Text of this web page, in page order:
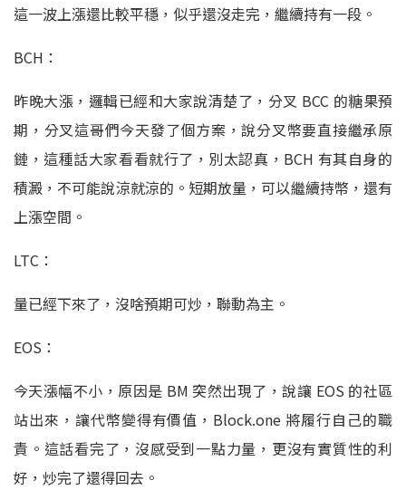
這一波上漲還比較平穩，似乎還沒走完，繼續持有一段。
BCH：
昨晚大漲，邏輯已經和大家說清楚了，分叉 BCC 的糖果預
期，分叉這哥們今天發了個方案，說分叉幣要直接繼承原
鏈，這種話大家看看就行了，別太認真，BCH 有其自身的
積澱，不可能說涼就涼的。短期放量，可以繼續持幣，還有
上漲空間。
LTC：
量已經下來了，沒啥預期可炒，聯動為主。
EOS：
今天漲幅不小，原因是 BM 突然出現了，說讓 EOS 的社區
站出來，讓代幣變得有價值，Block.one 將履行自己的職
責。這話看完了，沒感受到一點力量，更沒有實質性的利
好，炒完了還得回去。